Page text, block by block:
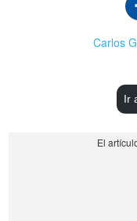
Carlos
Ir